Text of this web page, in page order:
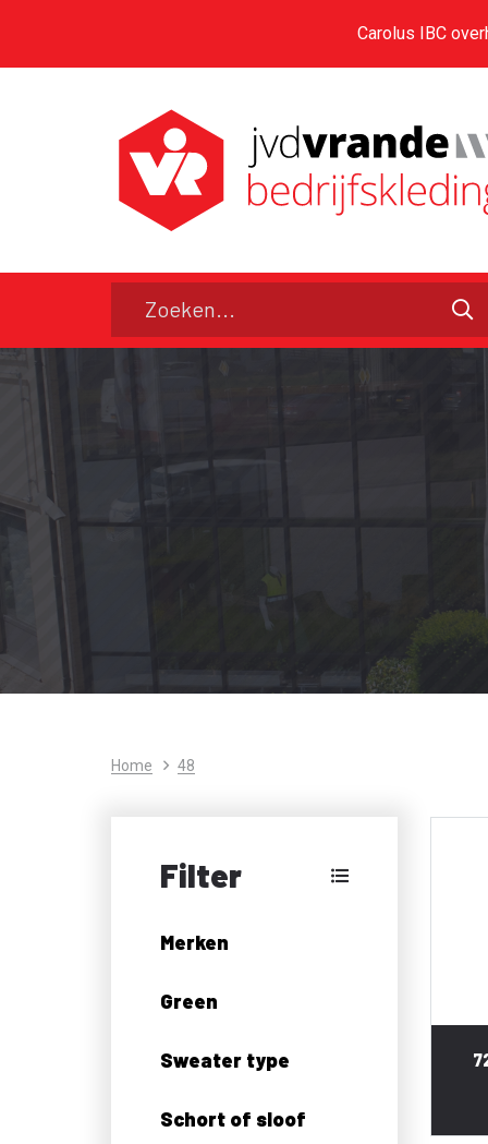
Carolus IBC
Home 48
Filter
Merken
Green
Sweater type
Schort of sloof